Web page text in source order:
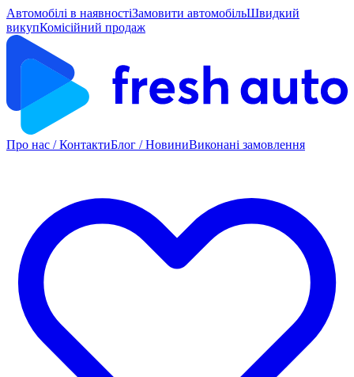
Автомобілі в наявностіЗамовити автомобільШвидкий
викупКомісійний продаж
Про нас / КонтактиБлог / НовиниВиконані замовлення